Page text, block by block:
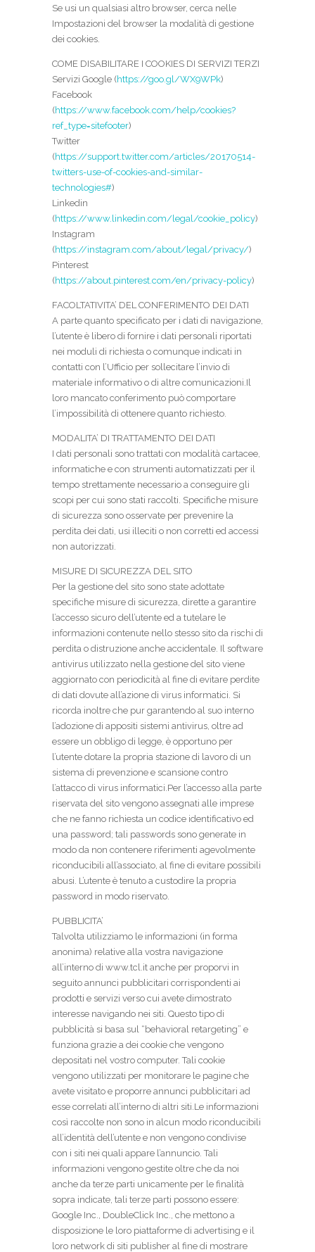
Se usi un qualsiasi altro browser, cerca nelle
Impostazioni del browser la modalità di gestione
dei cookies.
COME DISABILITARE I COOKIES DI SERVIZI TERZI
Servizi Google (https://goo.gl/WX9WPk)
Facebook
(https://www.facebook.com/help/cookies?
ref_type=sitefooter)
Twitter
(https://support.twitter.com/articles/20170514-
twitters-use-of-cookies-and-similar-
technologies#)
Linkedin
(https://www.linkedin.com/legal/cookie_policy)
Instagram
(https://instagram.com/about/legal/privacy/)
Pinterest
(https://about.pinterest.com/en/privacy-policy)
FACOLTATIVITA’ DEL CONFERIMENTO DEI DATI
A parte quanto specificato per i dati di navigazione,
l’utente è libero di fornire i dati personali riportati
nei moduli di richiesta o comunque indicati in
contatti con l’Ufficio per sollecitare l’invio di
materiale informativo o di altre comunicazioni.Il
loro mancato conferimento può comportare
l’impossibilità di ottenere quanto richiesto.
MODALITA’ DI TRATTAMENTO DEI DATI
I dati personali sono trattati con modalità cartacee,
informatiche e con strumenti automatizzati per il
tempo strettamente necessario a conseguire gli
scopi per cui sono stati raccolti. Specifiche misure
di sicurezza sono osservate per prevenire la
perdita dei dati, usi illeciti o non corretti ed accessi
non autorizzati.
MISURE DI SICUREZZA DEL SITO
Per la gestione del sito sono state adottate
specifiche misure di sicurezza, dirette a garantire
l’accesso sicuro dell’utente ed a tutelare le
informazioni contenute nello stesso sito da rischi di
perdita o distruzione anche accidentale. Il software
antivirus utilizzato nella gestione del sito viene
aggiornato con periodicità al fine di evitare perdite
di dati dovute all’azione di virus informatici. Si
ricorda inoltre che pur garantendo al suo interno
l’adozione di appositi sistemi antivirus, oltre ad
essere un obbligo di legge, è opportuno per
l’utente dotare la propria stazione di lavoro di un
sistema di prevenzione e scansione contro
l’attacco di virus informatici.Per l’accesso alla parte
riservata del sito vengono assegnati alle imprese
che ne fanno richiesta un codice identificativo ed
una password; tali passwords sono generate in
modo da non contenere riferimenti agevolmente
riconducibili all’associato, al fine di evitare possibili
abusi. L’utente è tenuto a custodire la propria
password in modo riservato.
PUBBLICITA’
Talvolta utilizziamo le informazioni (in forma
anonima) relative alla vostra navigazione
all’interno di www.tcl.it anche per proporvi in
seguito annunci pubblicitari corrispondenti ai
prodotti e servizi verso cui avete dimostrato
interesse navigando nei siti. Questo tipo di
pubblicità si basa sul “behavioral retargeting” e
funziona grazie a dei cookie che vengono
depositati nel vostro computer. Tali cookie
vengono utilizzati per monitorare le pagine che
avete visitato e proporre annunci pubblicitari ad
esse correlati all’interno di altri siti.Le informazioni
così raccolte non sono in alcun modo riconducibili
all’identità dell’utente e non vengono condivise
con i siti nei quali appare l’annuncio. Tali
informazioni vengono gestite oltre che da noi
anche da terze parti unicamente per le finalità
sopra indicate, tali terze parti possono essere:
Google Inc., DoubleClick Inc., che mettono a
disposizione le loro piattaforme di advertising e il
loro network di siti publisher al fine di mostrare